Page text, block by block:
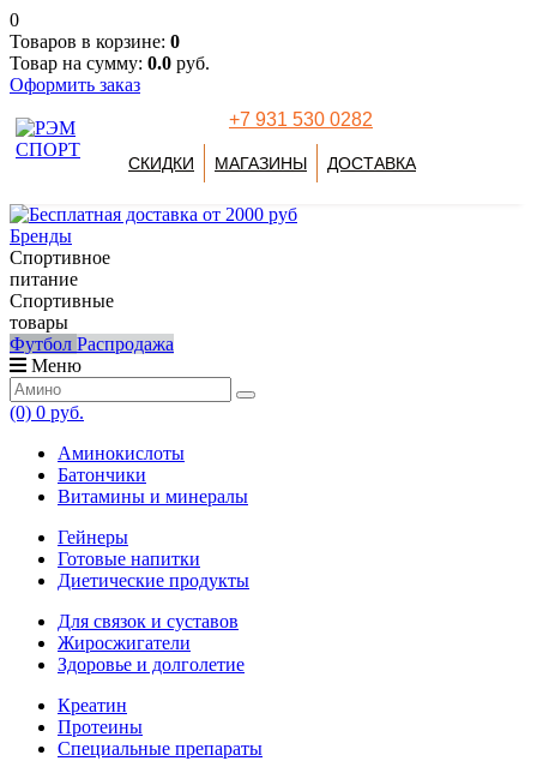
0
Товаров в корзине: 0
Товар на сумму: 0.0 руб.
Оформить заказ
+7 931 530 0282
СКИДКИ МАГАЗИНЫ ДОСТАВКА
Бренды
Спортивное
питание
Спортивные
товары
Футбол Распродажа
Меню
(0) 0 руб.
Аминокислоты
Батончики
Витамины и минералы
Гейнеры
Готовые напитки
Диетические продукты
Для связок и суставов
Жиросжигатели
Здоровье и долголетие
Креатин
Протеины
Специальные препараты